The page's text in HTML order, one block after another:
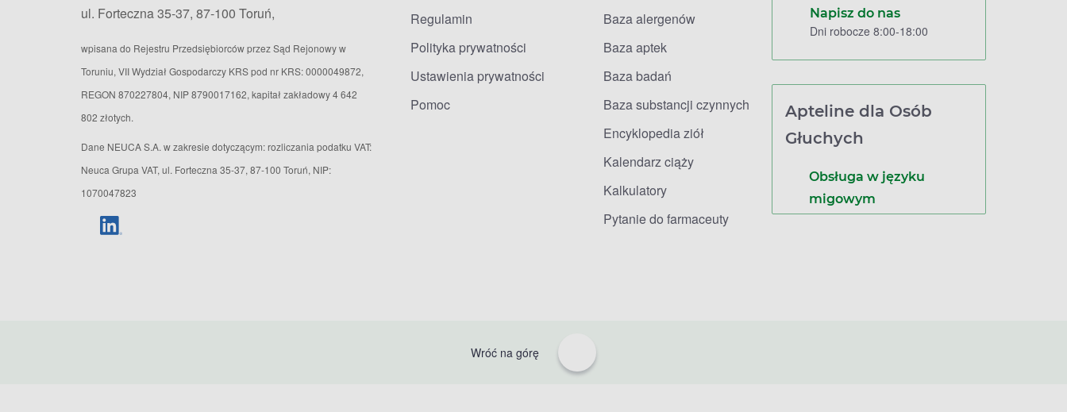
ul. Forteczna 35-37, 87-100 Toruń,
wpisana do Rejestru Przedsiębiorców przez Sąd Rejonowy w
Toruniu, VII Wydział Gospodarczy KRS pod nr KRS: 0000049872,
REGON 870227804, NIP 8790017162, kapitał zakładowy 4 642
802 złotych.
Dane NEUCA S.A. w zakresie dotyczącym: rozliczania podatku VAT:
Neuca Grupa VAT, ul. Forteczna 35-37, 87-100 Toruń, NIP:
1070047823
Regulamin
Polityka prywatności
Ustawienia prywatności
Pomoc
Baza alergenów
Baza aptek
Baza badań
Baza substancji czynnych
Encyklopedia ziół
Kalendarz ciąży
Kalkulatory
Pytanie do farmaceuty
Napisz do nas
Dni robocze 8:00-18:00
Apteline dla Osób
Głuchych
Obsługa w języku
migowym
Wróć na górę